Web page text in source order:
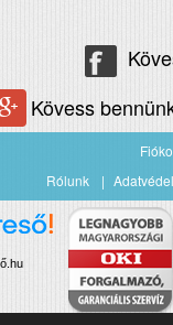
Kövess
Rólunk